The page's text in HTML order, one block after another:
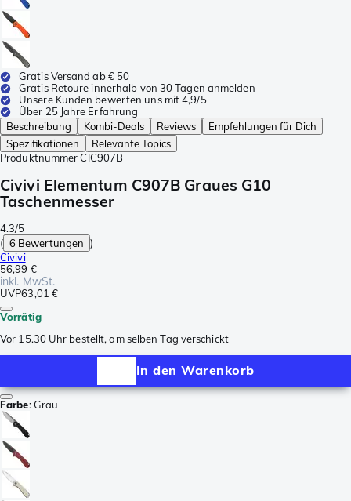
Gratis Versand ab € 50
Gratis Retoure innerhalb von 30 Tagen anmelden
Unsere Kunden bewerten uns mit 4,9/5
Über 25 Jahre Erfahrung
Beschreibung
Kombi-Deals Reviews
Empfehlungen für Dich
Spezifikationen
Relevante Topics
Produktnummer CIC907B
Civivi Elementum C907B Graues G10
Taschenmesser
4.3/5
( 6 Bewertungen )
Civivi
56,99 €
inkl. MwSt.
UVP63,01 €
Vorrätig
Vor 15.30 Uhr bestellt, am selben Tag verschickt
In den Warenkorb
Farbe:Grau